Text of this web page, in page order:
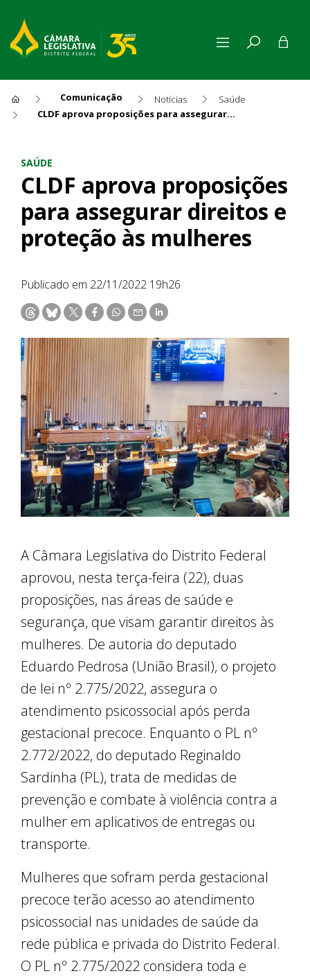
Comunicação Notícias
Saúde
CLDF aprova proposições para assegurar direitos e proteção às mulheres
SAÚDE
CLDF aprova proposições
para assegurar direitos e
proteção às mulheres
Publicado em 22/11/2022 19h26
A Câmara Legislativa do Distrito Federal
aprovou, nesta terça-feira (22), duas
proposições, nas áreas de saúde e
segurança, que visam garantir direitos às
mulheres. De autoria do deputado
Eduardo Pedrosa (União Brasil), o projeto
de lei nº 2.775/2022, assegura o
atendimento psicossocial após perda
gestacional precoce. Enquanto o PL nº
2.772/2022, do deputado Reginaldo
Sardinha (PL), trata de medidas de
prevenção e combate à violência contra a
mulher em aplicativos de entregas ou
transporte.
Mulheres que sofram perda gestacional
precoce terão acesso ao atendimento
psicossocial nas unidades de saúde da
rede pública e privada do Distrito Federal.
O PL nº 2.775/2022 considera toda e